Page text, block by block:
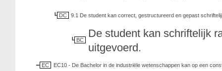
DC 9.1 De student kan correct, gestructureerd en gepast
BC
De student kan schriftelijk
uitgevoerd.
EC EC10 - De Bachelor in de industriële wetenschappen kan op een